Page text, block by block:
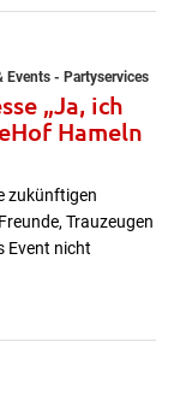
Events - Partyservices
„Ja, ich
Hameln
zukünftigen
Trauzeugen
Event nicht